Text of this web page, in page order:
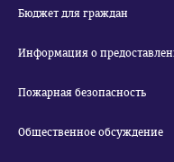
Бюджет для граждан
Информация о
Пожарная безопасность
Общественное обсуждение